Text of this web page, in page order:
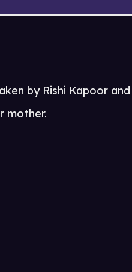
by Rishi Kapoor
mother.